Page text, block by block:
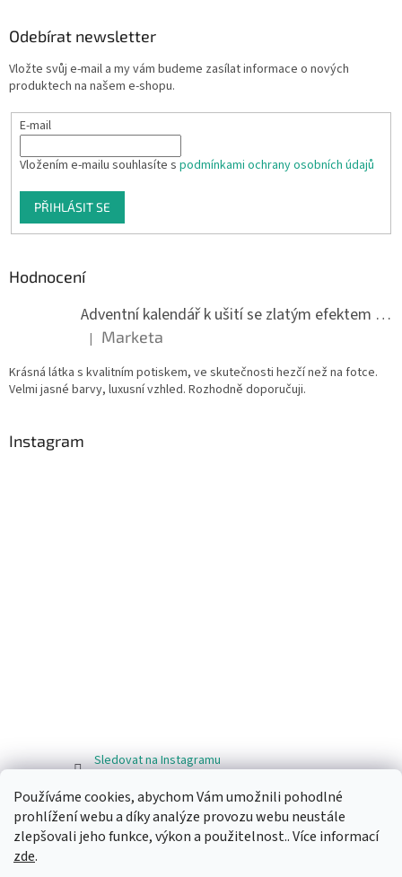
Používáme cookies, abychom Vám umožnili pohodlné
prohlížení webu a díky analýze provozu webu neustále
zlepšovali jeho funkce, výkon a použitelnost.. Více informací
zde.
Odebírat newsletter
Vložte svůj e-mail a my vám budeme zasílat informace o nových
produktech na našem e-shopu.
E-mail
Vložením e-mailu souhlasíte s podmínkami ochrany osobních údajů
PŘIHLÁSIT SE
Hodnocení
Adventní kalendář k ušití se zlatým efektem 042Q
Hodnocení produktu je 5 z 5 hvězdiček.
| Marketa
Krásná látka s kvalitním potiskem, ve skutečnosti hezčí než na fotce.
Velmi jasné barvy, luxusní vzhled. Rozhodně doporučuji.
Instagram
Sledovat na Instagramu
Facebook